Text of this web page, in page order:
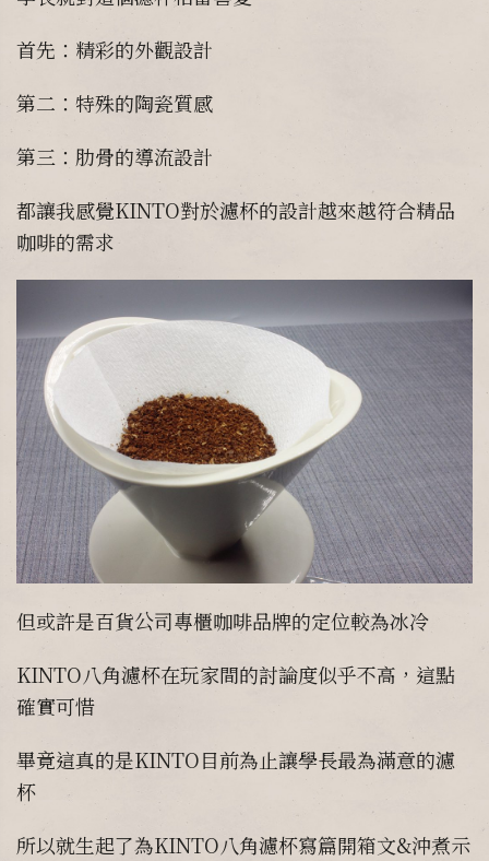
首先：精彩的外觀設計
第二：特殊的陶瓷質感
第三：肋骨的導流設計
都讓我感覺KINTO對於濾杯的設計越來越符合精品
咖啡的需求
但或許是百貨公司專櫃咖啡品牌的定位較為冰冷
KINTO八角濾杯在玩家間的討論度似乎不高，這點
確實可惜
畢竟這真的是KINTO目前為止讓學長最為滿意的濾
杯
所以就生起了為KINTO八角濾杯寫篇開箱文&沖煮示